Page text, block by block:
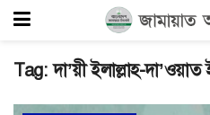
Tag:দা’য়ী ইলাল্লাহ-দা’ওয়াত